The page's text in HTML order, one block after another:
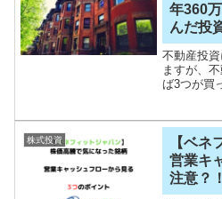
年360
んだ投
不動産投
ますが、
ば3つが買
ドルが高
くらいの
時間をか
株式投資
【ベネ
営業キ
注意？